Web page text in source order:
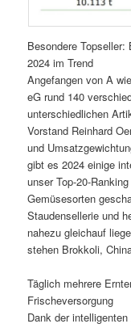
Besondere
2024 im Trend
Angefangen von A
eG rund 140
unterschiedlichen
Vorstand Reinhard
und
gibt es 2024 einige
unser Top-20-
Gemüsesorten
Staudensellerie und
nahezu gleichauf
stehen Brokkoli,
Täglich mehrere
Frischeversorgung
Dank der